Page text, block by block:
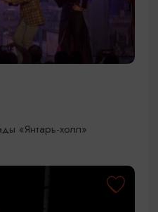
«Янтарь-холл»